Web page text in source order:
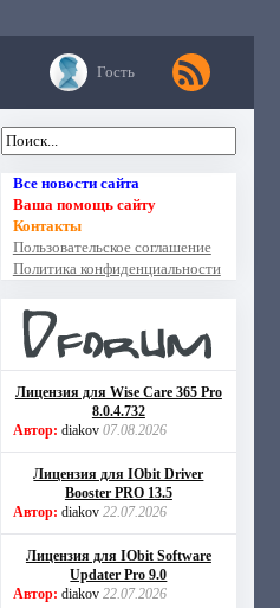
Гость
Все новости сайта
Ваша помощь сайту
Контакты
Пользовательское соглашение
Политика конфиденциальности
Лицензия для Wise Care 365 Pro
8.0.4.732
Автор: diakov 07.08.2026
Лицензия для IObit Driver
Booster PRO 13.5
Автор: diakov 22.07.2026
Лицензия для IObit Software
Updater Pro 9.0
Автор: diakov 22.07.2026